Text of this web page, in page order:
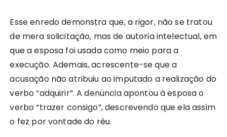
Esse enredo demonstra que, a rigor, não se tratou
de mera solicitação, mas de autoria intelectual, em
que a esposa foi usada como meio para a
execução. Ademais, acrescente-se que a
acusação não atribuiu ao imputado a realização do
verbo “adquirir”. A denúncia apontou à esposa o
verbo “trazer consigo”, descrevendo que ela assim
o fez por vontade do réu.